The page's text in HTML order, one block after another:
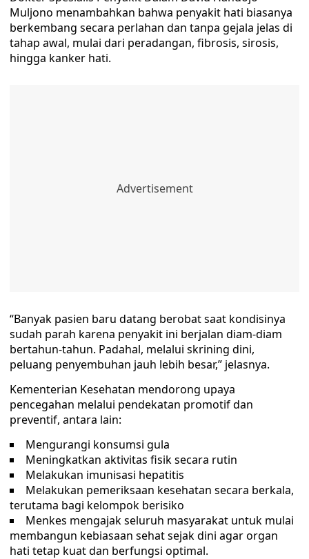
Muljono menambahkan bahwa penyakit hati biasanya
berkembang secara perlahan dan tanpa gejala jelas di
tahap awal, mulai dari peradangan, fibrosis, sirosis,
hingga kanker hati.
“Banyak pasien baru datang berobat saat kondisinya
sudah parah karena penyakit ini berjalan diam-diam
bertahun-tahun. Padahal, melalui skrining dini,
peluang penyembuhan jauh lebih besar,” jelasnya.
Kementerian Kesehatan mendorong upaya
pencegahan melalui pendekatan promotif dan
preventif, antara lain:
Mengurangi konsumsi gula
Meningkatkan aktivitas fisik secara rutin
Melakukan imunisasi hepatitis
Melakukan pemeriksaan kesehatan secara berkala,
terutama bagi kelompok berisiko
Menkes mengajak seluruh masyarakat untuk mulai
membangun kebiasaan sehat sejak dini agar organ
hati tetap kuat dan berfungsi optimal.